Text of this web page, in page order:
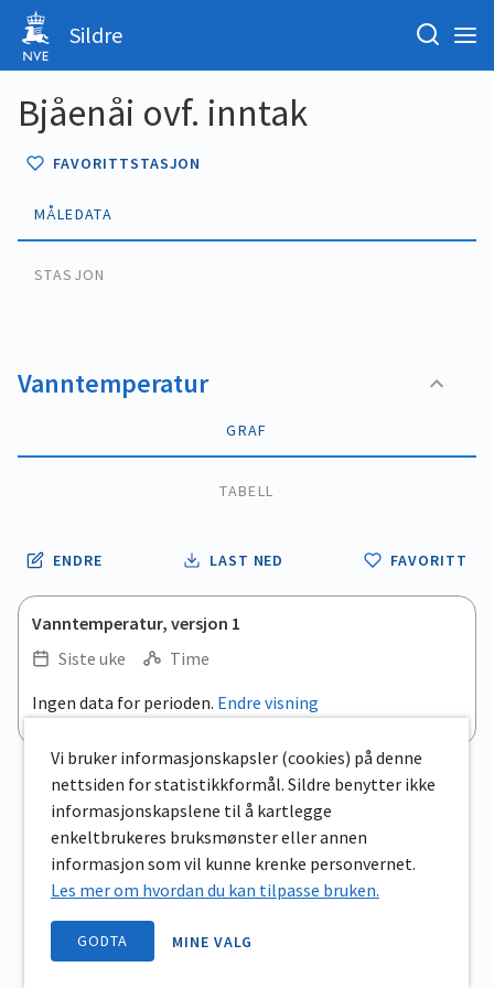
Sildre
Bjåenåi ovf. inntak
FAVORITTSTASJON
MÅLEDATA
STASJON
Vanntemperatur
GRAF
TABELL
ENDRE LAST NED FAVORITT
Vanntemperatur, versjon 1
Siste uke
Time
Ingen data for perioden. Endre visning
Vi bruker informasjonskapsler (cookies) på denne
nettsiden for statistikkformål. Sildre benytter ikke
informasjonskapslene til å kartlegge
enkeltbrukeres bruksmønster eller annen
informasjon som vil kunne krenke personvernet.
Les mer om hvordan du kan tilpasse bruken.
GODTA MINE VALG